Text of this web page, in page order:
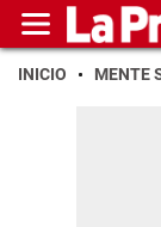
INICIO MENTE